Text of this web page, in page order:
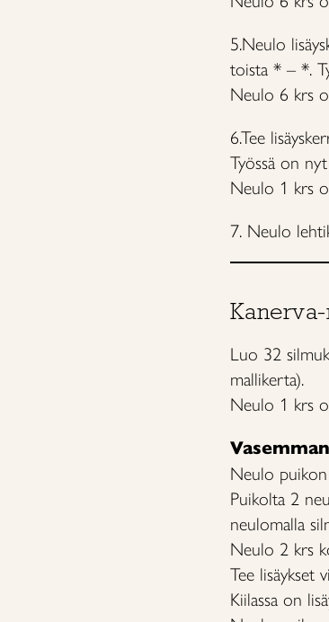
5.Neulo
toista * – *.
Neulo 6 krs
6.Tee
Työssä on
Neulo 1 krs
7. Neulo
Luo 32
mallikerta).
Neulo 1 krs
Neulo
Puikolta 2
neulomalla
Neulo 2 krs
Tee lisäykset
Kiilassa on